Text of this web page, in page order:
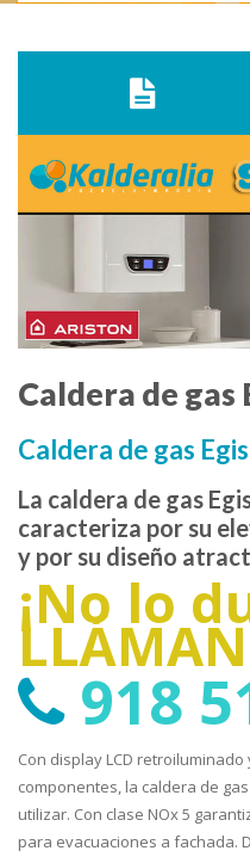
Caldera de
Caldera de gas
La caldera de gas
caracteriza por su
y por su diseño
¡No lo
918
Con display LCD
componentes, la caldera de
utilizar. Con clase NOx 5
para evacuaciones a fachada.